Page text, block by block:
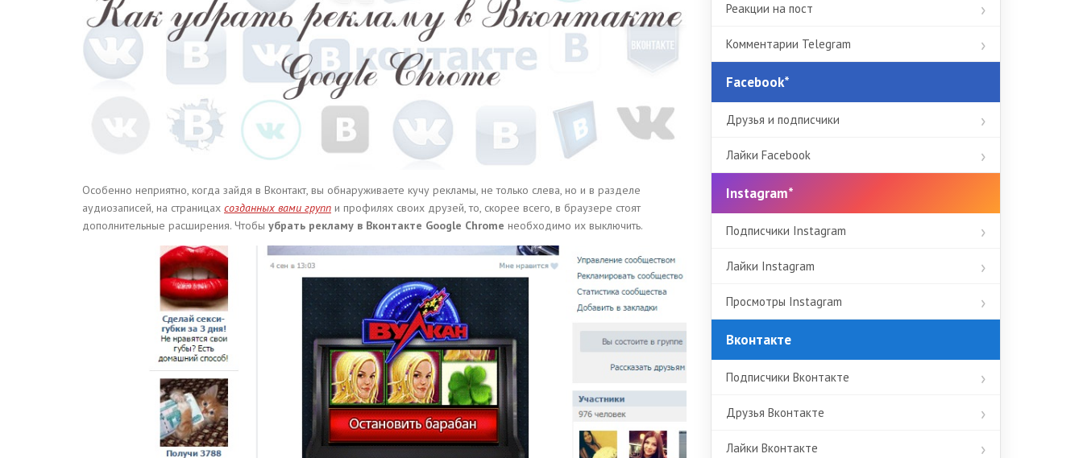
Особенно неприятно, когда зайдя в Вконтакт, вы обнаруживаете кучу рекламы, не только слева, но и в разделе
аудиозаписей, на страницах созданных вами групп и профилях своих друзей, то, скорее всего, в браузере стоят
дополнительные расширения. Чтобы убрать рекламу в Вконтакте Google Chrome необходимо их выключить.
Реакции на пост
Комментарии Telegram
Facebook*
Друзья и подписчики
Лайки Facebook
Instagram*
Подписчики Instagram
Лайки Instagram
Просмотры Instagram
Вконтакте
Подписчики Вконтакте
Друзья Вконтакте
Лайки Вконтакте